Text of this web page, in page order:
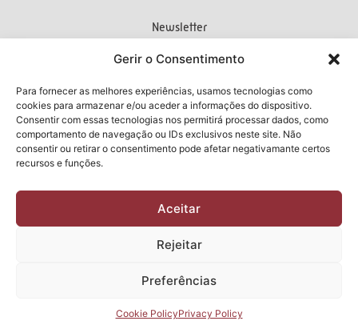
Gerir o Consentimento
Para fornecer as melhores experiências, usamos tecnologias como
cookies para armazenar e/ou aceder a informações do dispositivo.
Consentir com essas tecnologias nos permitirá processar dados, como
comportamento de navegação ou IDs exclusivos neste site. Não
consentir ou retirar o consentimento pode afetar negativamante certos
recursos e funções.
Aceitar
Rejeitar
Preferências
Cookie PolicyPrivacy Policy
Newsletter
I have read and accept thePrivacy
Policy
Submit
2026 Manuel & Cardoso Lda | All rights reserved